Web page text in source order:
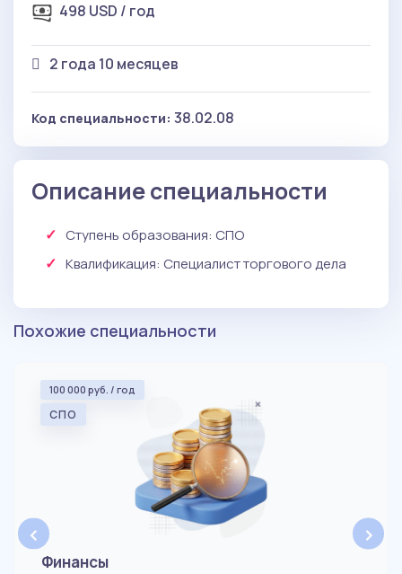
498 USD / год
2 года 10 месяцев
Код специальности: 38.02.08
Описание специальности
Ступень образования: СПО
Квалификация: Специалист торгового дела
Похожие специальности
‹
100 000 руб. / год
СПО
Финансы
›